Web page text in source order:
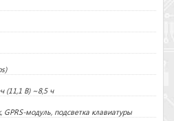
(11,1 В) ~8,5 ч
GPRS-модуль, подсветка клавиатуры